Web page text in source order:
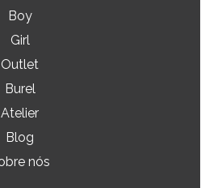
Boy
Girl
Outlet
Burel
Atelier
Blog
nós